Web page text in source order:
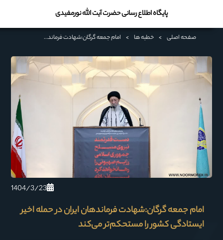
پایگاه اطلاع رسانی حضرت آیت الله نورمفیدی
صفحه اصلی > خطبه ها > امام جمعه گرگان:شهادت فرماندهان ایران در حمله اخیر ایستادگی کشور را مستحکم‌تر می‌کند
1404/3/23
امام جمعه گرگان:شهادت فرماندهان ایران در حمله اخیر
ایستادگی کشور را مستحکم‌تر می‌کند